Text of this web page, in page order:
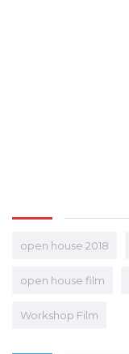
open house 2018
open house film
Workshop Film